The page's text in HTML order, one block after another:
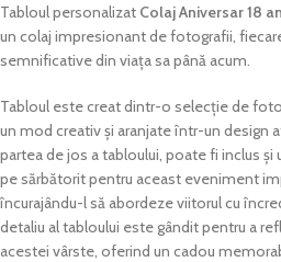
Tabloul personalizat Colaj Aniversar 18
un colaj impresionant de fotografii,
semnificative din viața sa până acum.
Tabloul este creat dintr-o selecție de
un mod creativ și aranjate într-un design
partea de jos a tabloului, poate fi inclus
pe sărbătorit pentru aceast eveniment
încurajându-l să abordeze viitorul cu
detaliu al tabloului este gândit pentru a
acestei vârste, oferind un cadou